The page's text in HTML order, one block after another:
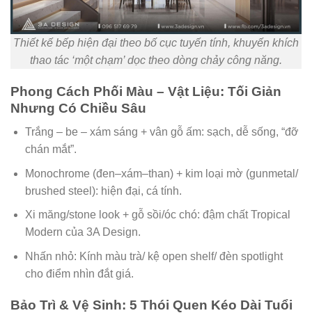
Thiết kế bếp hiện đại theo bố cục tuyến tính, khuyến khích
thao tác ‘một chạm’ dọc theo dòng chảy công năng.
Phong Cách Phối Màu – Vật Liệu: Tối Giản
Nhưng Có Chiều Sâu
Trắng – be – xám sáng + vân gỗ ấm: sạch, dễ sống, “đỡ
chán mắt”.
Monochrome (đen–xám–than) + kim loại mờ (gunmetal/
brushed steel): hiện đại, cá tính.
Xi măng/stone look + gỗ sồi/óc chó: đậm chất Tropical
Modern của 3A Design.
Nhấn nhỏ: Kính màu trà/ kệ open shelf/ đèn spotlight
cho điểm nhìn đắt giá.
Bảo Trì & Vệ Sinh: 5 Thói Quen Kéo Dài Tuổi